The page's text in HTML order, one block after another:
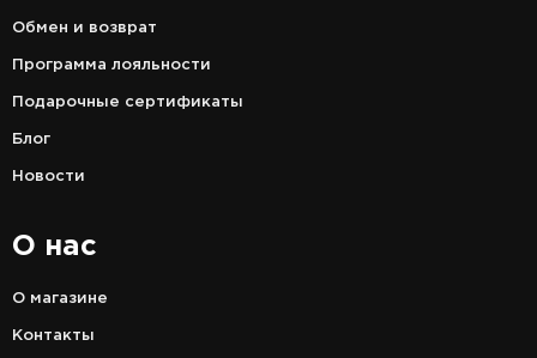
Обмен и возврат
Программа лояльности
Подарочные сертификаты
Блог
Новости
О нас
О магазине
Контакты